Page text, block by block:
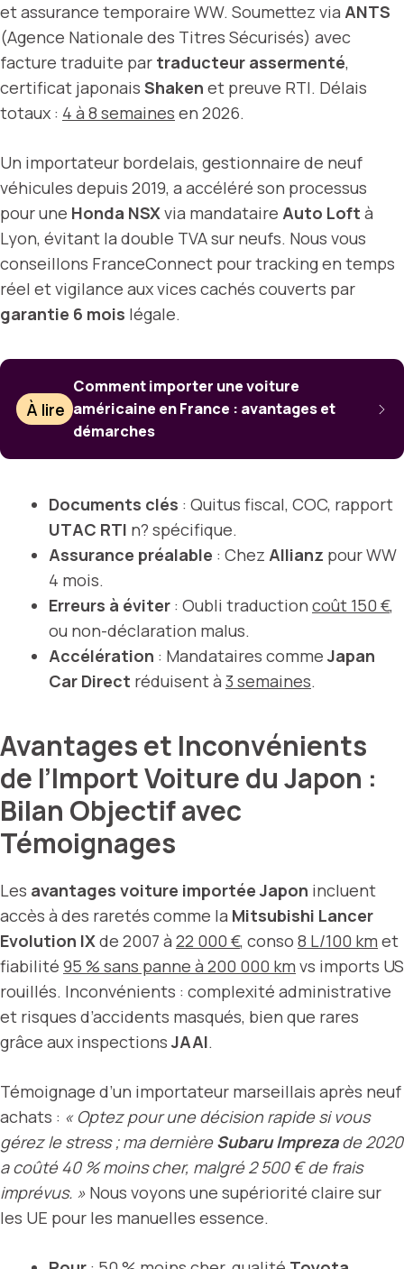
et assurance temporaire WW. Soumettez via ANTS
(Agence Nationale des Titres Sécurisés) avec
facture traduite par traducteur assermenté,
certificat japonais Shaken et preuve RTI. Délais
totaux : 4 à 8 semaines en 2026.
Un importateur bordelais, gestionnaire de neuf
véhicules depuis 2019, a accéléré son processus
pour une Honda NSXvia mandataire Auto Loft à
Lyon, évitant la double TVA sur neufs. Nous vous
conseillons FranceConnect pour tracking en temps
réel et vigilance aux vices cachés couverts par
garantie 6 mois légale.
À lire
Comment importer une voiture
américaine en France : avantages et
démarches
Documents clés : Quitus fiscal, COC, rapport
UTAC RTI n? spécifique.
Assurance préalable : Chez Allianz pour WW
4 mois.
Erreurs à éviter : Oubli traduction coût 150 €,
ou non-déclaration malus.
Accélération : Mandataires commeJapan
Car Direct réduisent à 3 semaines.
Avantages et Inconvénients
de l’Import Voiture du Japon :
Bilan Objectif avec
Témoignages
Les avantages voiture importée Japon incluent
accès à des raretés comme la Mitsubishi Lancer
Evolution IXde 2007 à 22 000 €, conso 8 L/100 km et
fiabilité 95 % sans panne à 200 000 km vs imports US
rouillés. Inconvénients : complexité administrative
et risques d’accidents masqués, bien que rares
grâce aux inspectionsJAAI.
Témoignage d’un importateur marseillais après neuf
achats : « Optez pour une décision rapide si vous
gérez le stress ; ma dernièreSubaru Imprezade 2020
a coûté 40 % moins cher, malgré 2 500 € de frais
imprévus. » Nous voyons une supériorité claire sur
les UE pour les manuelles essence.